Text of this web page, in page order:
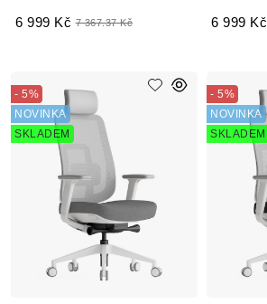
6 999 Kč 7 367.37 Kč 6 999 Kč
- 5%
NOVINKA
SKLADEM
- 5%
NOVINKA
SKLADEM